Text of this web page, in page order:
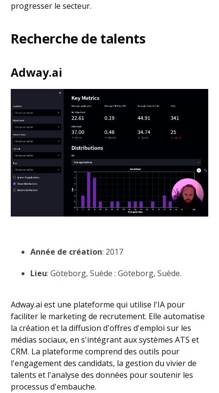
progresser le secteur.
Recherche de talents
Adway.ai
Année de création: 2017
Lieu: Göteborg, Suède : Göteborg, Suède.
Adway.ai est une plateforme qui utilise l'IA pour
faciliter le marketing de recrutement. Elle automatise
la création et la diffusion d'offres d'emploi sur les
médias sociaux, en s'intégrant aux systèmes ATS et
CRM. La plateforme comprend des outils pour
l'engagement des candidats, la gestion du vivier de
talents et l'analyse des données pour soutenir les
processus d'embauche.